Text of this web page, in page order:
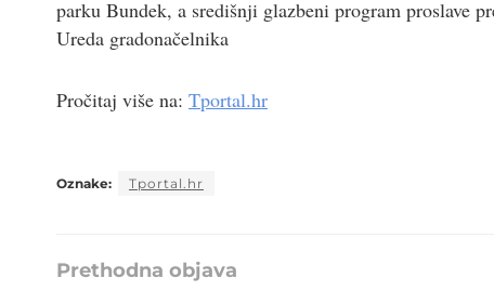
parku Bundek, a središnji glazbeni program proslave
Ureda gradonačelnika
Pročitaj više na: Tportal.hr
Oznake: Tportal.hr
Prethodna objava